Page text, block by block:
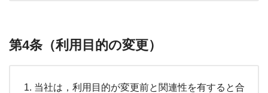
第4条（利用目的の変更）
当社は，利用目的が変更前と関連性を有すると合